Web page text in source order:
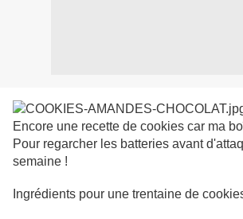
Encore une recette de cookies car ma
Pour regarcher les batteries avant
semaine !
Ingrédients pour une trentaine de